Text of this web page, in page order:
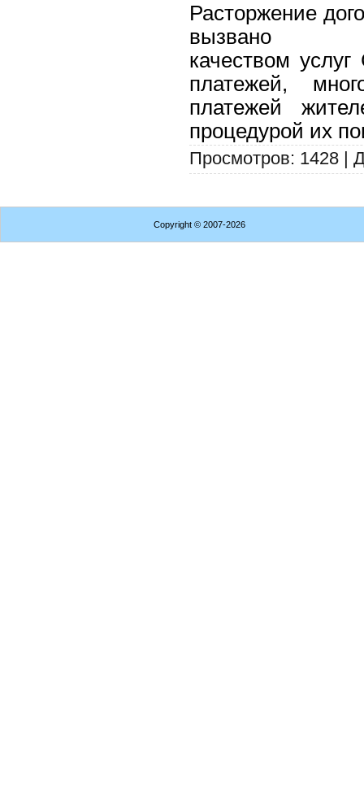
Расторжение
вызвано
качеством
платежей,
платежей
процедурой их
Просмотров: 1428 |
Copyright © 2007-2026